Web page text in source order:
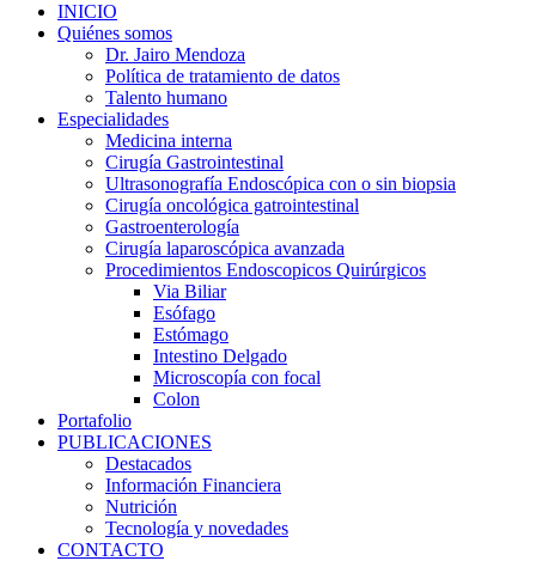
INICIO
Quiénes somos
Dr. Jairo Mendoza
Política de tratamiento de datos
Talento humano
Especialidades
Medicina interna
Cirugía Gastrointestinal
Ultrasonografía Endoscópica con o sin biopsia
Cirugía oncológica gatrointestinal
Gastroenterología
Cirugía laparoscópica avanzada
Procedimientos Endoscopicos Quirúrgicos
Via Biliar
Esófago
Estómago
Intestino Delgado
Microscopía con focal
Colon
Portafolio
PUBLICACIONES
Destacados
Información Financiera
Nutrición
Tecnología y novedades
CONTACTO